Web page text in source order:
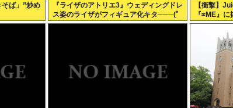
ば」”炒め
『ライザのアトリエ3』ウェディングドレ
ス姿のライザがフィギュア化キタ───(ﾟ
∀ﾟ)───!!!!!
【衝撃】
『≠ME』
ｗｗｗｗｗ